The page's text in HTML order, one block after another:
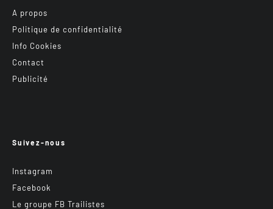
A propos
Politique de confidentialité
Info Cookies
Contact
Publicité
Suivez-nous
Instagram
Facebook
Le groupe FB Trailistes